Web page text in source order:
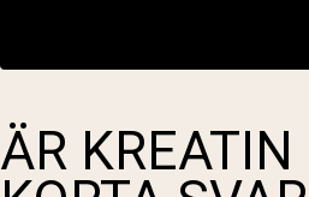
ÄR